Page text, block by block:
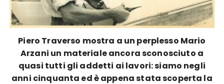
Piero Traverso mostra a un perplesso Mario
Arzani un materiale ancora sconosciuto a
quasi tutti gli addetti ai lavori: siamo negli
anni cinquanta ed è appena stata scoperta la